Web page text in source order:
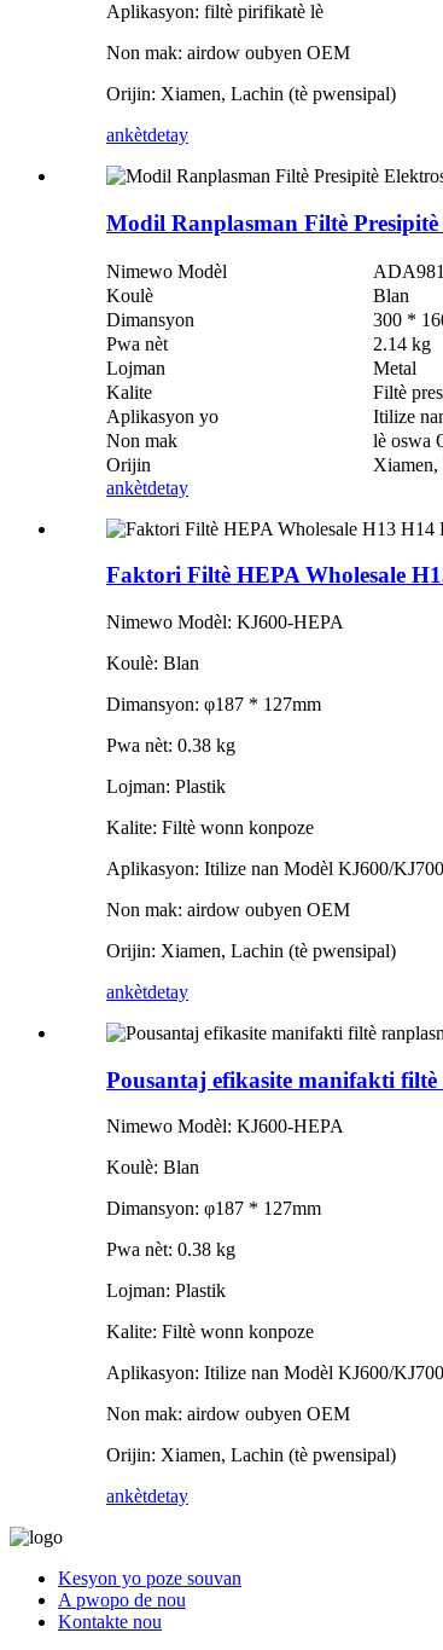
Aplikasyon: filtè pirifikatè lè
Non mak: airdow oubyen OEM
Orijin: Xiamen, Lachin (tè pwensipal)
ankètdetay
Modil Ranplasman Filtè
Nimewo Modèl
Koulè
Blan
Dimansyon
300 *
Pwa nèt
2.14 kg
Lojman
Metal
Kalite
Filtè
Aplikasyon yo
Itilize
Non mak
lè oswa
Orijin
Xiamen,
ankètdetay
Faktori Filtè HEPA Wholesale
Nimewo Modèl: KJ600-HEPA
Koulè: Blan
Dimansyon: φ187 * 127mm
Pwa nèt: 0.38 kg
Lojman: Plastik
Kalite: Filtè wonn konpoze
Aplikasyon: Itilize nan Modèl KJ600/KJ700
Non mak: airdow oubyen OEM
Orijin: Xiamen, Lachin (tè pwensipal)
ankètdetay
Pousantaj efikasite manifakti
Nimewo Modèl: KJ600-HEPA
Koulè: Blan
Dimansyon: φ187 * 127mm
Pwa nèt: 0.38 kg
Lojman: Plastik
Kalite: Filtè wonn konpoze
Aplikasyon: Itilize nan Modèl KJ600/KJ700
Non mak: airdow oubyen OEM
Orijin: Xiamen, Lachin (tè pwensipal)
ankètdetay
Kesyon yo poze souvan
A pwopo de nou
Kontakte nou